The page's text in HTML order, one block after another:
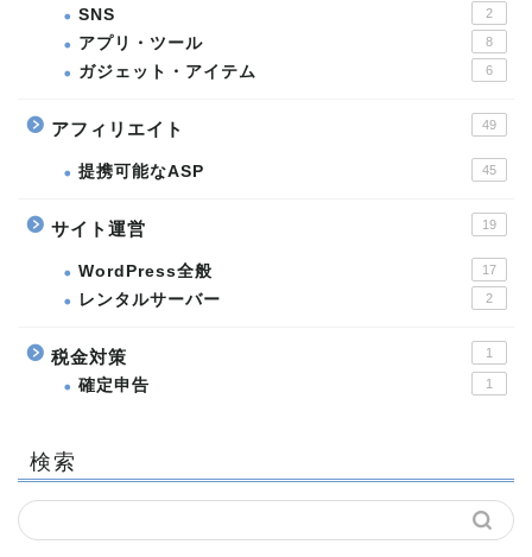
SNS 2
アプリ・ツール 8
ガジェット・アイテム 6
アフィリエイト 49
提携可能なASP 45
サイト運営 19
WordPress全般 17
レンタルサーバー 2
税金対策 1
確定申告 1
検索